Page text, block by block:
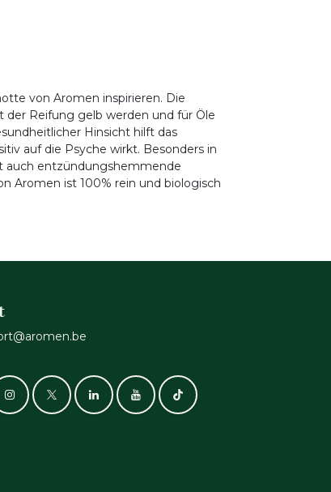
von Aromen inspirieren. Die
Reifung gelb werden und für Öle
Hinsicht hilft das
auf die Psyche wirkt. Besonders in
auch entzündungshemmende
Aromen ist 100% rein und biologisch